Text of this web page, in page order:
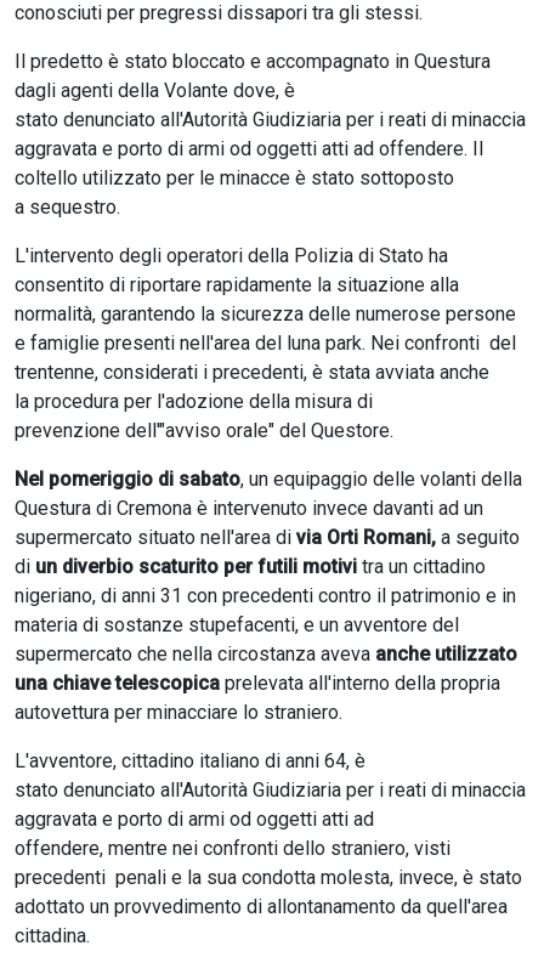
conosciuti per pregressi dissapori tra gli stessi.
Il predetto è stato bloccato e accompagnato in Questura
dagli agenti della Volante dove, è
stato denunciato all'Autorità Giudiziaria per i reati di minaccia
aggravata e porto di armi od oggetti atti ad offendere. Il
coltello utilizzato per le minacce è stato sottoposto
a sequestro.
L'intervento degli operatori della Polizia di Stato ha
consentito di riportare rapidamente la situazione alla
normalità, garantendo la sicurezza delle numerose persone
e famiglie presenti nell'area del luna park. Nei confronti del
trentenne, considerati i precedenti, è stata avviata anche
la procedura per l'adozione della misura di
prevenzione dell'"avviso orale" del Questore.
Nel pomeriggio di sabato, un equipaggio delle volanti della
Questura di Cremona è intervenuto invece davanti ad un
supermercato situato nell'area di via Orti Romani, a seguito
di un diverbio scaturito per futili motivi tra un cittadino
nigeriano, di anni 31 con precedenti contro il patrimonio e in
materia di sostanze stupefacenti, e un avventore del
supermercato che nella circostanza aveva anche utilizzato
una chiave telescopica prelevata all'interno della propria
autovettura per minacciare lo straniero.
L'avventore, cittadino italiano di anni 64, è
stato denunciato all'Autorità Giudiziaria per i reati di minaccia
aggravata e porto di armi od oggetti atti ad
offendere, mentre nei confronti dello straniero, visti
precedenti penali e la sua condotta molesta, invece, è stato
adottato un provvedimento di allontanamento da quell'area
cittadina.